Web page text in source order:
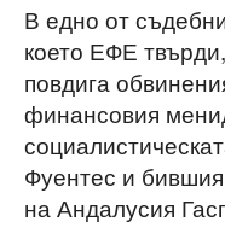
В едно от
което ЕФЕ
повдига
финансовия
Фуентес и
на Андалусия